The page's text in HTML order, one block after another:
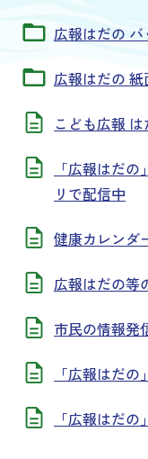
広報はだの
広報はだの
こども広報
「広報はだ
リで配信中
健康カレンダ
広報はだの等
市民の情報発
「広報はだ
「広報はだ